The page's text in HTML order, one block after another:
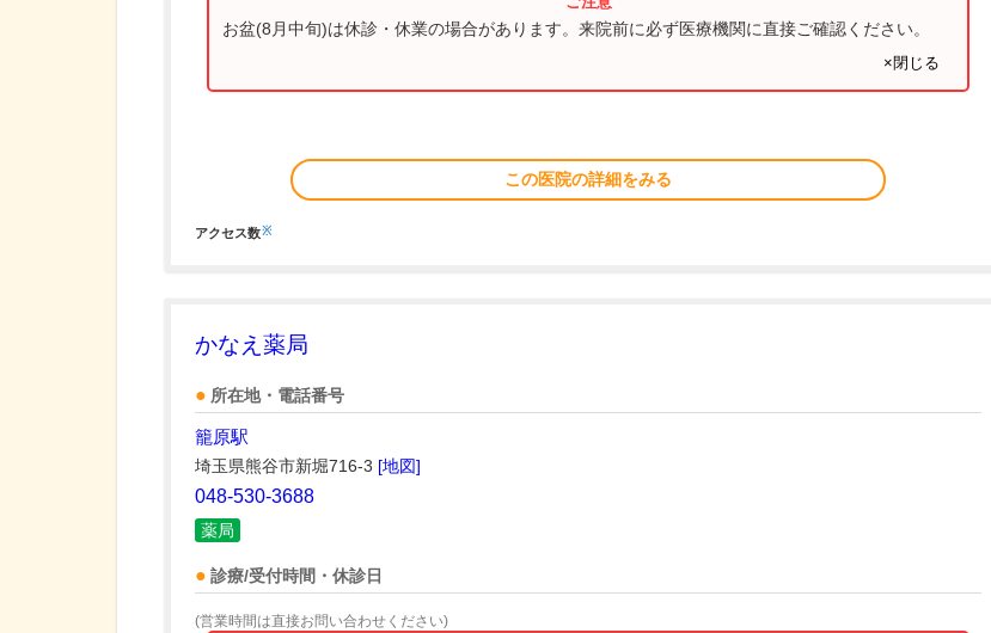
お盆(8月中旬)は休診・休業の場合があります。来院前に必ず医療機関に直接ご確認ください。
×閉じる
この医院の詳細をみる
アクセス数※
かなえ薬局
所在地・電話番号
籠原駅
埼玉県熊谷市新堀716-3 [地図]
048-530-3688
薬局
診療/受付時間・休診日
(営業時間は直接お問い合わせください)